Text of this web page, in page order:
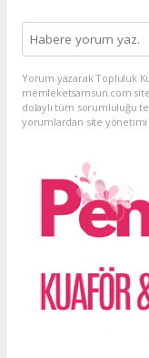
Yorum yazarak Topluluk
memleketsamsun.com
dolaylı tüm sorumluluğu
yorumlardan site